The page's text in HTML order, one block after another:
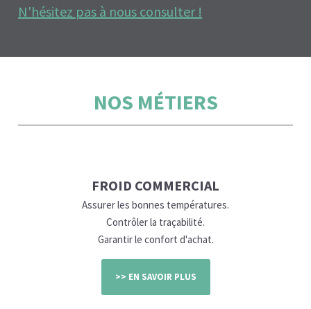
N'hésitez pas à nous consulter !
NOS MÉTIERS
FROID COMMERCIAL
Assurer les bonnes températures.
Contrôler la traçabilité.
Garantir le confort d'achat.
>> EN SAVOIR PLUS